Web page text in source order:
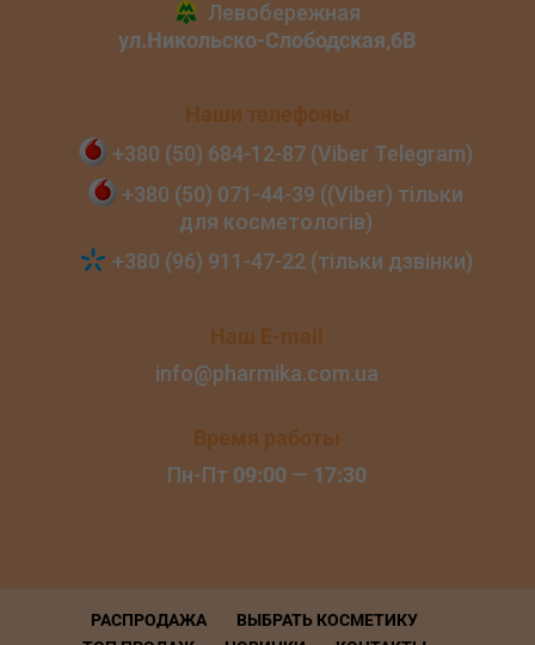
Наши телефоны
+380 (50) 684‑12‑87 (Viber Telegram)
+380 (50) 071‑44‑39 ((Viber) тільки
для косметологів)
+380 (96) 911‑47‑22 (тільки дзвінки)
Наш E-mail
info@pharmika.com.ua
Время работы
Пн-Пт 09:00 — 17:30
РАСПРОДАЖА
ВЫБРАТЬ КОСМЕТИКУ